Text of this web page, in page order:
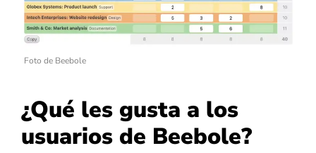
Foto de Beebole
¿Qué les gusta a los
usuarios de Beebole?